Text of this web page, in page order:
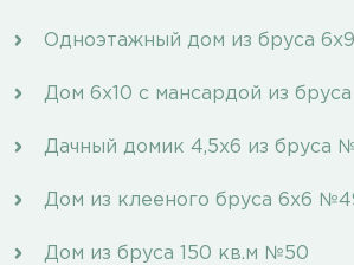
Одноэтажный дом из бруса
Дом 6х10 с мансардой из
Дачный домик 4,5х6 из бруса
Дом из клееного бруса 6х6
Дом из бруса 150 кв.м №50